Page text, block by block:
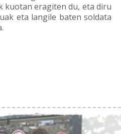
kuotan eragiten du, eta diru
eta langile baten soldata